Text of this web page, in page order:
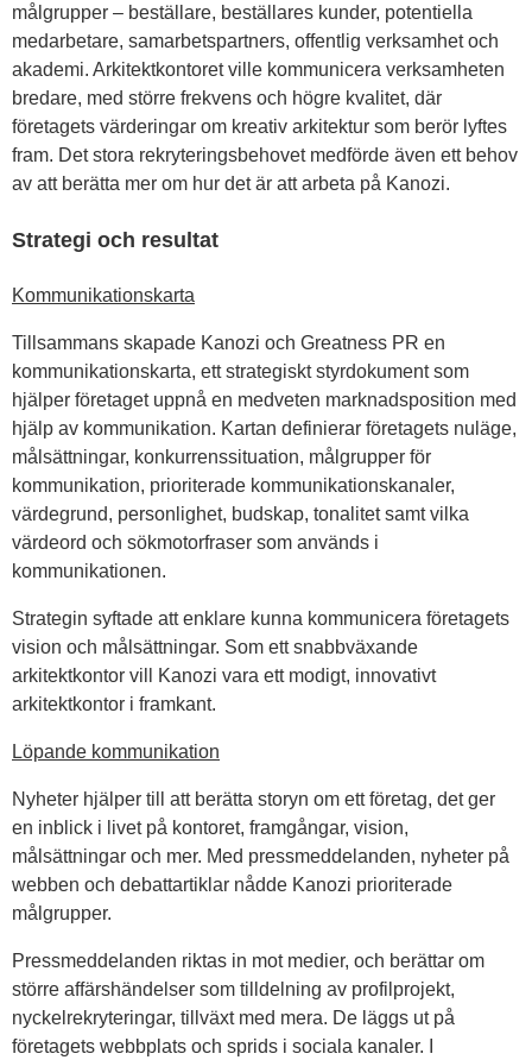
målgrupper – beställare, beställares kunder, potentiella
medarbetare, samarbetspartners, offentlig verksamhet och
akademi. Arkitektkontoret ville kommunicera verksamheten
bredare, med större frekvens och högre kvalitet, där
företagets värderingar om kreativ arkitektur som berör lyftes
fram. Det stora rekryteringsbehovet medförde även ett behov
av att berätta mer om hur det är att arbeta på Kanozi.
Strategi och resultat
Kommunikationskarta
Tillsammans skapade Kanozi och Greatness PR en
kommunikationskarta, ett strategiskt styrdokument som
hjälper företaget uppnå en medveten marknadsposition med
hjälp av kommunikation. Kartan definierar företagets nuläge,
målsättningar, konkurrenssituation, målgrupper för
kommunikation, prioriterade kommunikationskanaler,
värdegrund, personlighet, budskap, tonalitet samt vilka
värdeord och sökmotorfraser som används i
kommunikationen.
Strategin syftade att enklare kunna kommunicera företagets
vision och målsättningar. Som ett snabbväxande
arkitektkontor vill Kanozi vara ett modigt, innovativt
arkitektkontor i framkant.
Löpande kommunikation
Nyheter hjälper till att berätta storyn om ett företag, det ger
en inblick i livet på kontoret, framgångar, vision,
målsättningar och mer. Med pressmeddelanden, nyheter på
webben och debattartiklar nådde Kanozi prioriterade
målgrupper.
Pressmeddelanden riktas in mot medier, och berättar om
större affärshändelser som tilldelning av profilprojekt,
nyckelrekryteringar, tillväxt med mera. De läggs ut på
företagets webbplats och sprids i sociala kanaler. I